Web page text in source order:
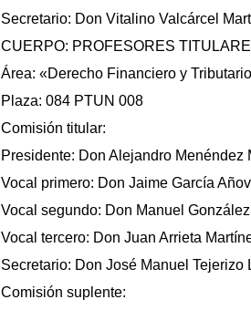
Secretario: Don Vitalino Valcárcel
CUERPO: PROFESORES
Área: «Derecho Financiero y
Plaza: 084 PTUN 008
Comisión titular:
Presidente: Don Alejandro
Vocal primero: Don Jaime García
Vocal segundo: Don Manuel
Vocal tercero: Don Juan Arrieta
Secretario: Don José Manuel
Comisión suplente: